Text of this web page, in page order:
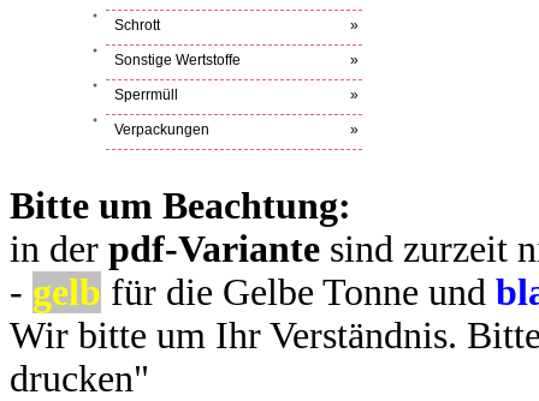
Schrott »
Sonstige Wertstoffe »
Sperrmüll »
Verpackungen »
Bitte um Beachtung:
in der pdf-Variante sind zurzeit
- gelb für die Gelbe Tonne und
Wir bitte um Ihr Verständnis.
drucken"